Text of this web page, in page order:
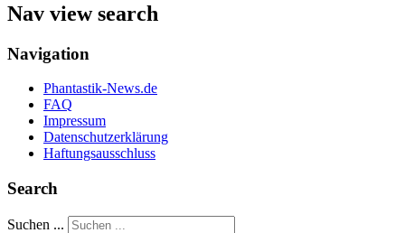
Nav view search
Navigation
Phantastik-News.de
FAQ
Impressum
Datenschutzerklärung
Haftungsausschluss
Search
Suchen ...